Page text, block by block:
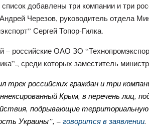
добавлены три компании и три
Черезов, руководитель отдела
Сергей Топор-Гилка.
– российские ОАО ЗО
среди которых заместитель
трех российских граждан и три
Крым, в перечень лиц,
подрывающие
Украины”, – говорится в заявлении.